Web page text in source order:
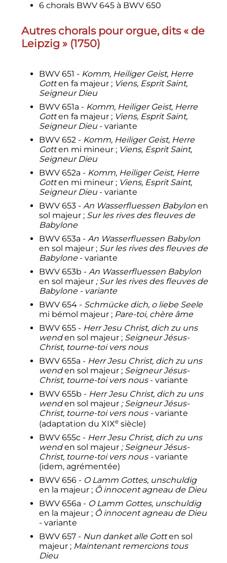
6 chorals BWV 645 à BWV 650
Autres chorals pour orgue, dits « de
Leipzig » (1750)
BWV 651 - Komm, Heiliger Geist, Herre
Gotten fa majeur ; Viens, Esprit Saint,
Seigneur Dieu
BWV 651a - Komm, Heiliger Geist, Herre
Gotten fa majeur ; Viens, Esprit Saint,
Seigneur Dieu- variante
BWV 652 - Komm, Heiliger Geist, Herre
Gotten mi mineur ; Viens, Esprit Saint,
Seigneur Dieu
BWV 652a - Komm, Heiliger Geist, Herre
Gotten mi mineur ; Viens, Esprit Saint,
Seigneur Dieu- variante
BWV 653 - An Wasserfluessen Babylonen
sol majeur ; Sur les rives des fleuves de
Babylone
BWV 653a - An Wasserfluessen Babylon
en sol majeur ; Sur les rives des fleuves de
Babylone- variante
BWV 653b - An Wasserfluessen Babylon
en sol majeur ; Sur les rives des fleuves de
Babylone - variante
BWV 654 - Schmücke dich, o liebe Seele
mi bémol majeur ; Pare-toi, chère âme
BWV 655 - Herr Jesu Christ, dich zu uns
wenden sol majeur ; Seigneur Jésus-
Christ, tourne-toi vers nous
BWV 655a - Herr Jesu Christ, dich zu uns
wenden sol majeur ; Seigneur Jésus-
Christ, tourne-toi vers nous- variante
BWV 655b - Herr Jesu Christ, dich zu uns
wenden sol majeur ; Seigneur Jésus-
Christ, tourne-toi vers nous -variante
(adaptation du XIXe siècle)
BWV 655c - Herr Jesu Christ, dich zu uns
wenden sol majeur ; Seigneur Jésus-
Christ, tourne-toi vers nous -variante
(idem, agrémentée)
BWV 656 - O Lamm Gottes, unschuldig
en la majeur ; Ô innocent agneau de Dieu
BWV 656a - O Lamm Gottes, unschuldig
en la majeur ; Ô innocent agneau de Dieu
- variante
BWV 657 - Nun danket alle Gotten sol
majeur ; Maintenant remercions tous
Dieu